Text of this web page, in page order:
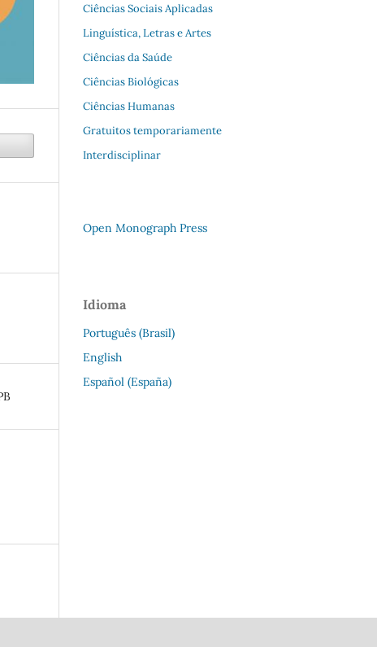
Ciências Sociais Aplicadas
Linguística, Letras e Artes
Ciências da Saúde
Ciências Biológicas
Ciências Humanas
Gratuitos temporariamente
Interdisciplinar
Open Monograph Press
Idioma
Português (Brasil)
English
Español (España)